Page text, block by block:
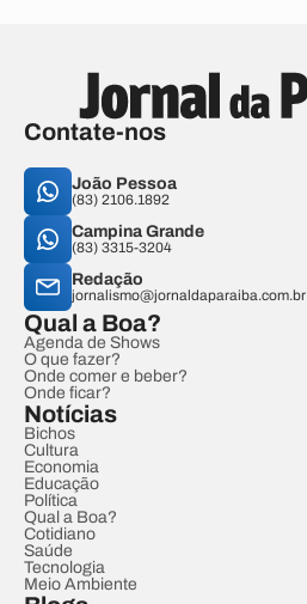
Contate-nos
João Pessoa
(83) 2106.1892
Campina Grande
(83) 3315-3204
Redação
jornalismo@jornaldaparaiba.com.br
Qual a Boa?
Agenda de Shows
O que fazer?
Onde comer e beber?
Onde ficar?
Notícias
Bichos
Cultura
Economia
Educação
Política
Qual a Boa?
Cotidiano
Saúde
Tecnologia
Meio Ambiente